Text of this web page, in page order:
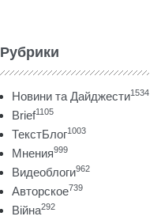
Рубрики
Новини та Дайджести1534
Brief1105
ТекстБлог1003
Мнения999
Видеоблоги962
Авторское739
Війна292